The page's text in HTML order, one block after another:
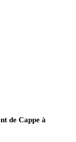
de Cappe à